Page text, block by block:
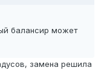
балансир может
замена решила